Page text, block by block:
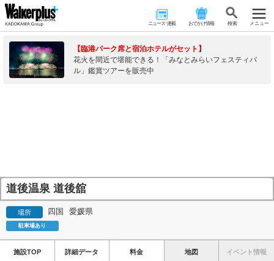
ニュース･連載 おでかけ情報 検 索 メニュー
【臨港パーク席と宿泊ホテルがセット】
花火を間近で堪能できる！「みなとみらいフェスティバ
ル」鑑賞ツアーを販売中
道後温泉 道後舘
場所 四国 愛媛県
駐車場あり
施設TOP 詳細データ 料金 地図 イベント情報